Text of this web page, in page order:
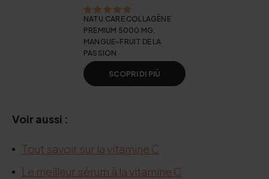
NATU.CARE COLLAGÈNE
PREMIUM 5000 MG,
MANGUE-FRUIT DE LA
PASSION
SCOPRI DI PIÙ
Voir aussi :
Tout savoir sur la vitamine C
Le meilleur sérum à la vitamine C